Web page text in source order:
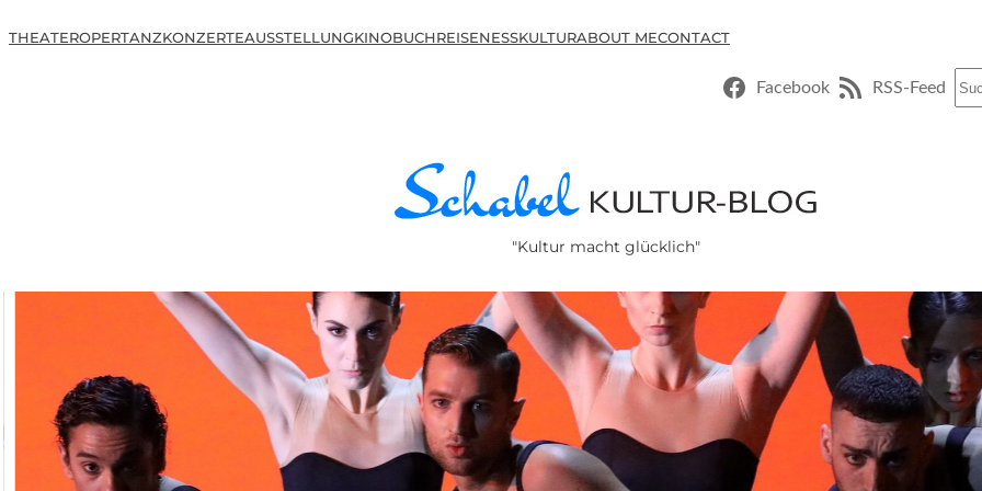
THEATEROPERTANZKONZERTEAUSSTELLUNGKINOBUCHREISENESSKULTURABOUT MECONTACT
Facebook RSS-Feed
"Kultur macht glücklich"